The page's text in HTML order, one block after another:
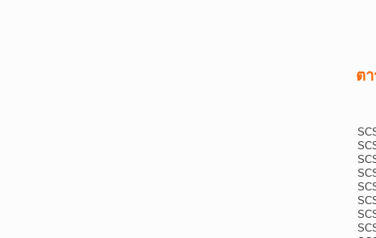
ตา